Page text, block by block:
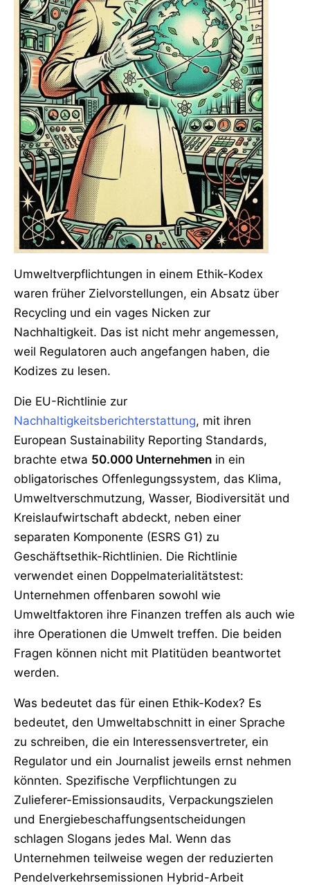
Umweltverpflichtungen in einem Ethik-Kodex
waren früher Zielvorstellungen, ein Absatz über
Recycling und ein vages Nicken zur
Nachhaltigkeit. Das ist nicht mehr angemessen,
weil Regulatoren auch angefangen haben, die
Kodizes zu lesen.
Die EU-Richtlinie zur
Nachhaltigkeitsberichterstattung, mit ihren
European Sustainability Reporting Standards,
brachte etwa 50.000 Unternehmen in ein
obligatorisches Offenlegungssystem, das Klima,
Umweltverschmutzung, Wasser, Biodiversität und
Kreislaufwirtschaft abdeckt, neben einer
separaten Komponente (ESRS G1) zu
Geschäftsethik-Richtlinien. Die Richtlinie
verwendet einen Doppelmaterialitätstest:
Unternehmen offenbaren sowohl wie
Umweltfaktoren ihre Finanzen treffen als auch wie
ihre Operationen die Umwelt treffen. Die beiden
Fragen können nicht mit Platitüden beantwortet
werden.
Was bedeutet das für einen Ethik-Kodex? Es
bedeutet, den Umweltabschnitt in einer Sprache
zu schreiben, die ein Interessensvertreter, ein
Regulator und ein Journalist jeweils ernst nehmen
könnten. Spezifische Verpflichtungen zu
Zulieferer-Emissionsaudits, Verpackungszielen
und Energiebeschaffungsentscheidungen
schlagen Slogans jedes Mal. Wenn das
Unternehmen teilweise wegen der reduzierten
Pendelverkehrsemissionen Hybrid-Arbeit